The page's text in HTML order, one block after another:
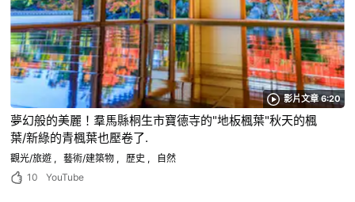
影片文章 6:20
夢幻般的美麗！羣馬縣桐生市寶德寺的"地板楓葉"秋天的楓
葉/新綠的青楓葉也壓卷了.
觀光/旅遊 藝術/建築物 歷史
自然
10
YouTube